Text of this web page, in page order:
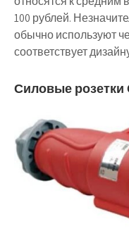
100 рублей.
обычно используют
соответствует
Силовые розетки